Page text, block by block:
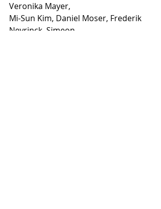
Veronika Mayer,
Mi-Sun Kim, Daniel Moser, Frederik
Neyrinck, Simeon